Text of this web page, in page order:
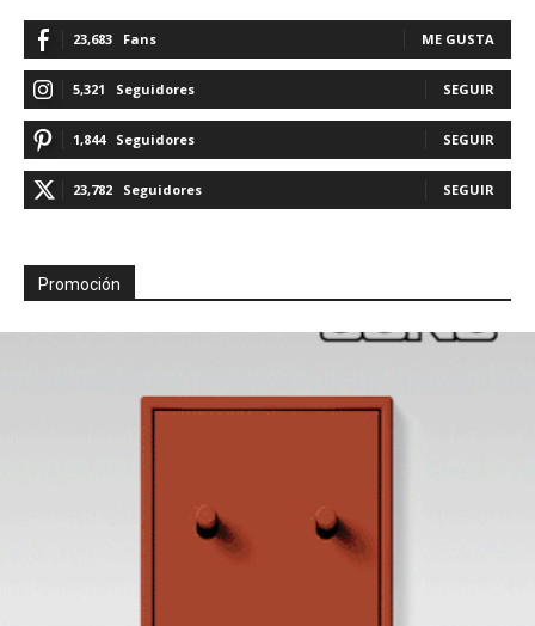
23,683 Fans ME GUSTA
5,321 Seguidores SEGUIR
1,844 Seguidores SEGUIR
23,782 Seguidores SEGUIR
Promoción